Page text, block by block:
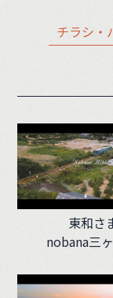
チラシ・
東和さ
nobana三